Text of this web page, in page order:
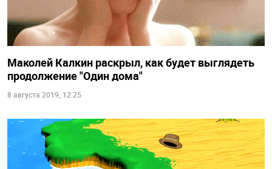
Маколей Калкин раскрыл, как будет выглядеть
продолжение "Один дома"
8 августа 2019, 12:25